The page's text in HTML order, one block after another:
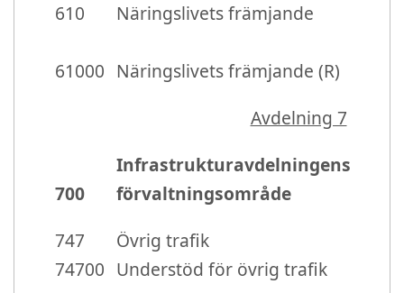
610 Näringslivets främjande
61000 Näringslivets främjande (R)
Avdelning 7
700
Infrastrukturavdelningens
förvaltningsområde
747
Övrig trafik
74700 Understöd för övrig trafik